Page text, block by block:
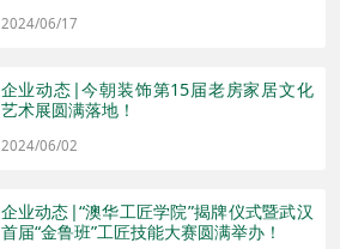
2024/06/17
企业动态|今朝装饰第15届老房家居文化
艺术展圆满落地！
2024/06/02
企业动态|“澳华工匠学院”揭牌仪式暨武汉
首届“金鲁班”工匠技能大赛圆满举办！